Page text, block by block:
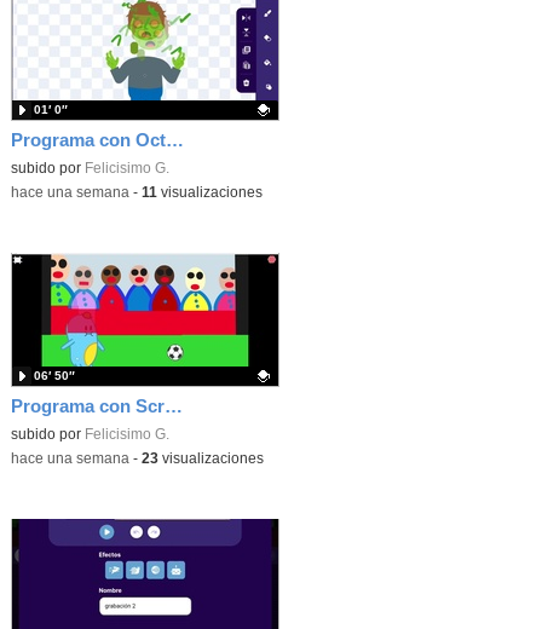
Programa con OctoStudio, un juego homenajeando al House of the dead con Zombies
Contenido educativo.
subido por Felicisimo G.
01′ 0″
-hace una semana - 11 visualizaciones
Programa con Scratch Jr una barrera que se desplaza para dar sensación de movimiento
Contenido educativo.
subido por Felicisimo G.
06′ 50″
-hace una semana - 23visualizaciones